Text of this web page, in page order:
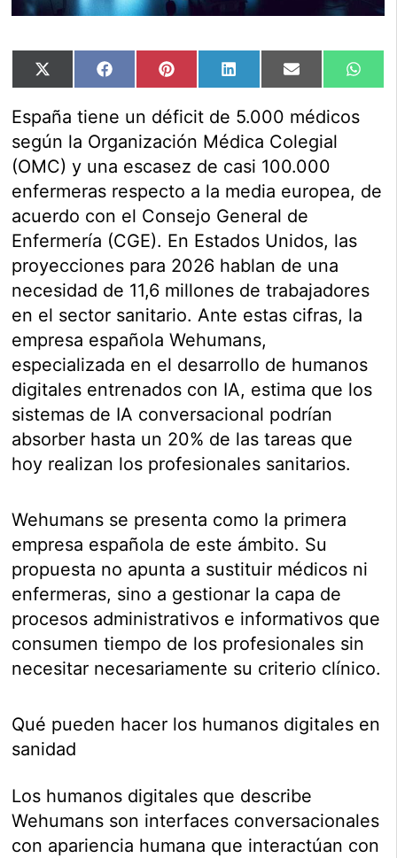
Compartir
en
X
Compartir
en
FacebookCompartir
en
PinterestCompartir
en
LinkedInCompartir
en
Email
en
España tiene un déficit de 5.000 médicos
según la Organización Médica Colegial
(OMC) y una escasez de casi 100.000
enfermeras respecto a la media europea, de
acuerdo con el Consejo General de
Enfermería (CGE). En Estados Unidos, las
proyecciones para 2026 hablan de una
necesidad de 11,6 millones de trabajadores
en el sector sanitario. Ante estas cifras, la
empresa española Wehumans,
especializada en el desarrollo de humanos
digitales entrenados con IA, estima que los
sistemas de IA conversacional podrían
absorber hasta un 20% de las tareas que
hoy realizan los profesionales sanitarios.
Wehumans se presenta como la primera
empresa española de este ámbito. Su
propuesta no apunta a sustituir médicos ni
enfermeras, sino a gestionar la capa de
procesos administrativos e informativos que
consumen tiempo de los profesionales sin
necesitar necesariamente su criterio clínico.
Qué pueden hacer los humanos digitales en
sanidad
Los humanos digitales que describe
Wehumans son interfaces conversacionales
con apariencia humana que interactúan con